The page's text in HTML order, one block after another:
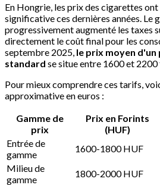
En Hongrie, les prix des cigarettes
significative ces dernières années. Le
progressivement augmenté les taxes
directement le coût final pour les
septembre 2025, le prix moyen
standard se situe entre 1600 et
Pour mieux comprendre ces tarifs,
approximative en euros :
Gamme de
prix
Prix en Forints
(HUF)
Entrée de
gamme
1600-1800 HUF
Milieu de
gamme
1800-2000 HUF